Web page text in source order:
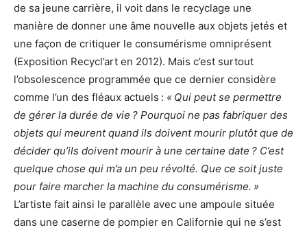
de sa jeune carrière, il voit dans le recyclage une
manière de donner une âme nouvelle aux objets jetés et
une façon de critiquer le consumérisme omniprésent
(Exposition Recycl’art en 2012). Mais c’est surtout
l’obsolescence programmée que ce dernier considère
comme l’un des fléaux actuels : « Qui peut se permettre
de gérer la durée de vie ? Pourquoi ne pas fabriquer des
objets qui meurent quand ils doivent mourir plutôt que de
décider qu’ils doivent mourir à une certaine date ? C’est
quelque chose qui m’a un peu révolté. Que ce soit juste
pour faire marcher la machine du consumérisme. »
L’artiste fait ainsi le parallèle avec une ampoule située
dans une caserne de pompier en Californie qui ne s’est